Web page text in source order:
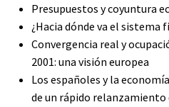
Presupuestos y coyuntura
¿Hacia dónde va el sistema
Convergencia real y
2001: una visión europea
Los españoles y la
de un rápido relanzamiento